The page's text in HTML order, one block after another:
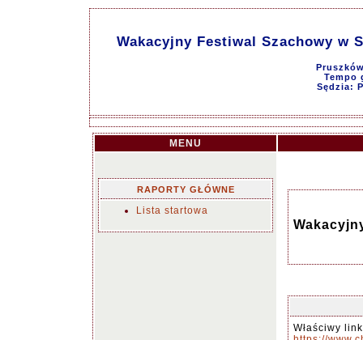
Wakacyjny Festiwal Szachowy w
Tempo
Sędzia:
MENU
RAPORTY GŁÓWNE
Lista startowa
Właściwy